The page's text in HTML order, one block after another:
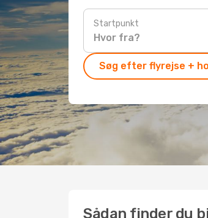
Startpunkt
Søg efter flyrejse +
Sådan finder du